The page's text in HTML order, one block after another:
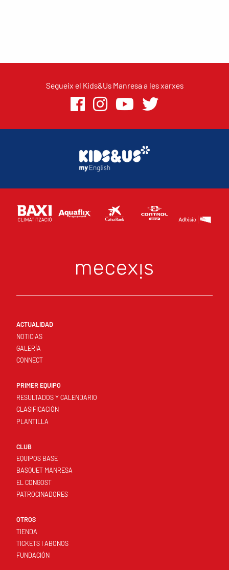
Segueix el Kids&Us Manresa a les xarxes
ACTUALIDAD
NOTICIAS
GALERÍA
CONNECT
PRIMER EQUIPO
RESULTADOS Y CALENDARIO
CLASIFICACIÓN
PLANTILLA
CLUB
EQUIPOS BASE
BASQUET MANRESA
EL CONGOST
PATROCINADORES
OTROS
TIENDA
TICKETS I ABONOS
FUNDACIÓN